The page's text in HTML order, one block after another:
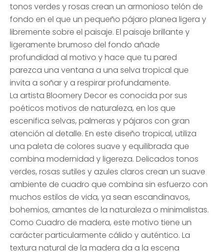
tonos verdes y rosas crean un armonioso telón de
fondo en el que un pequeño pájaro planea ligera y
libremente sobre el paisaje. El paisaje brillante y
ligeramente brumoso del fondo añade
profundidad al motivo y hace que tu pared
parezca una ventana a una selva tropical que
invita a soñar y a respirar profundamente.
La artista Bloomery Decor es conocida por sus
poéticos motivos de naturaleza, en los que
escenifica selvas, palmeras y pájaros con gran
atención al detalle. En este diseño tropical, utiliza
una paleta de colores suave y equilibrada que
combina modernidad y ligereza. Delicados tonos
verdes, rosas sutiles y azules claros crean un suave
ambiente de cuadro que combina sin esfuerzo con
muchos estilos de vida, ya sean escandinavos,
bohemios, amantes de la naturaleza o minimalistas.
Como Cuadro de madera, este motivo tiene un
carácter particularmente cálido y auténtico. La
textura natural de la madera da a la escena